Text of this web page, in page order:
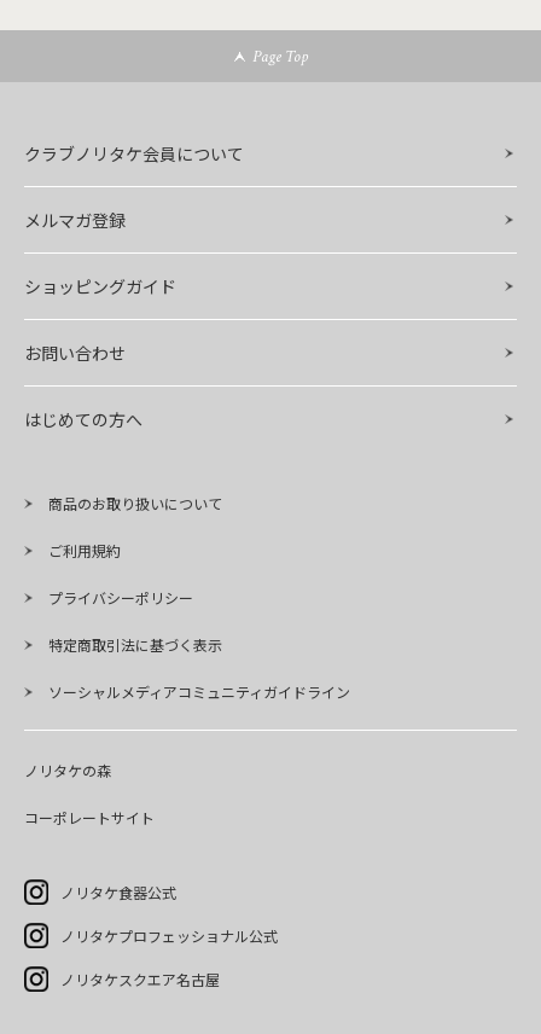
Page Top
クラブノリタケ会員について
メルマガ登録
ショッピングガイド
お問い合わせ
はじめての方へ
商品のお取り扱いについて
ご利用規約
プライバシーポリシー
特定商取引法に基づく表示
ソーシャルメディアコミュニティガイドライン
ノリタケの森
コーポレートサイト
ノリタケ食器公式
ノリタケプロフェッショナル公式
ノリタケスクエア名古屋